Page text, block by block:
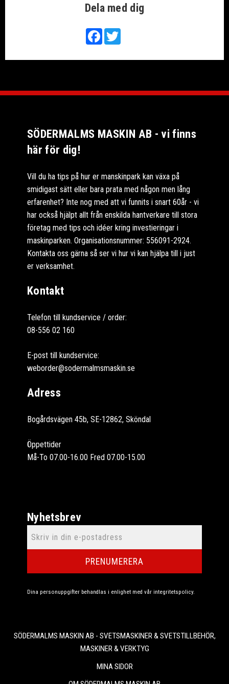
Dela med dig
FacebookTwitter
SÖDERMALMS MASKIN AB - vi finns
här för dig!
Vill du ha tips på hur er manskinpark kan växa på
smidigast sätt eller bara prata med någon men lång
erfarenhet? Inte nog med att vi funnits i snart 60år - vi
har också hjälpt allt från enskilda hantverkare till stora
företag med tips och idéer kring investieringar i
maskinparken. Organisationsnummer: 556091-2924.
Kontakta oss gärna så ser vi hur vi kan hjälpa till i just
er verksamhet.
Kontakt
Telefon till kundservice / order:
08-556 02 160
E-post till kundservice:
weborder@sodermalmsmaskin.se
Adress
Bogårdsvägen 45b, SE-12862, Sköndal
Öppettider
Må-To 07.00-16.00 Fred 07.00-15.00
Nyhetsbrev
PRENUMERERA
Dina personuppgifter behandlas i enlighet med vår integritetspolicy.
SÖDERMALMS MASKIN AB - SVETSMASKINER & SVETSTILLBEHÖR,
MASKINER & VERKTYG
MINA SIDOR